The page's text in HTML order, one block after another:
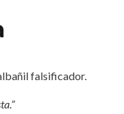
falsificador.